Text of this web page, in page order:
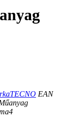
TECNO EAN
4